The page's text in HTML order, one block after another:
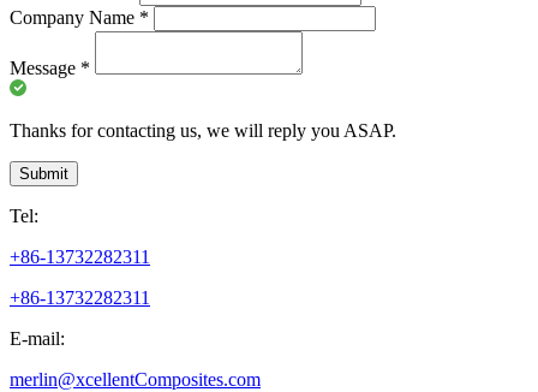
Company Name *
Message *
Thanks for contacting us, we will reply you ASAP.
Submit
Tel:
+86-13732282311
+86-13732282311
E-mail:
merlin@xcellentComposites.com